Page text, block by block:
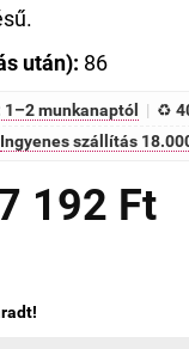
után): 86
munkanaptól | ♻
Ingyenes szállítás
192 Ft